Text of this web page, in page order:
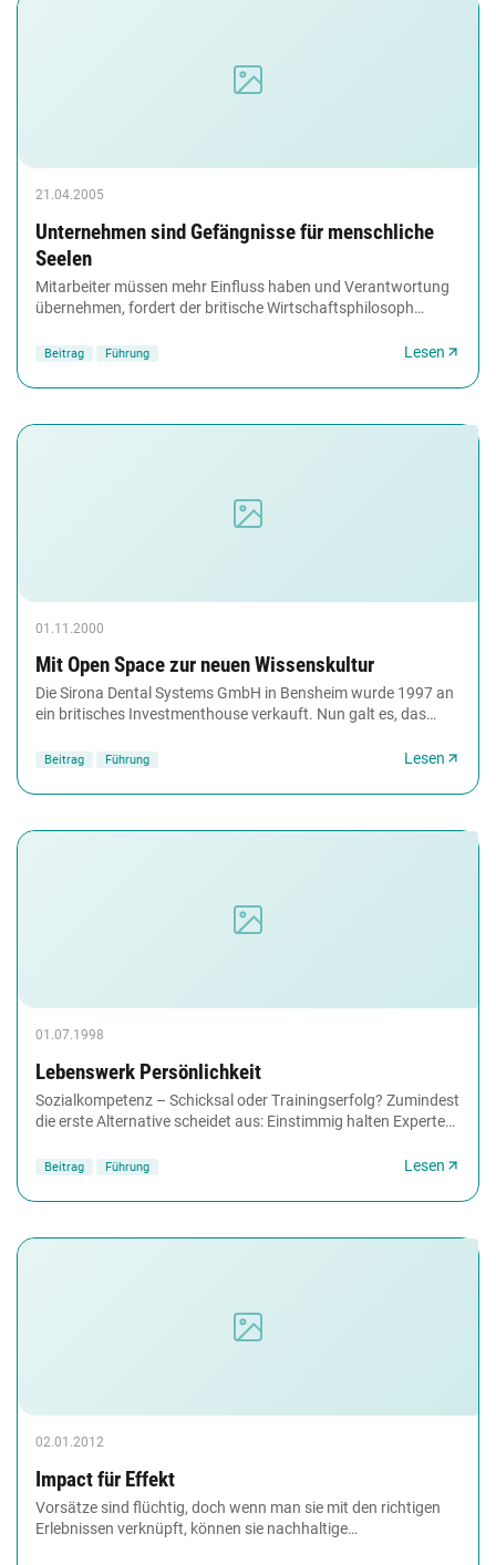
21.04.2005
Unternehmen sind Gefängnisse für menschliche
Seelen
Mitarbeiter müssen mehr Einfluss haben und Verantwortung
übernehmen, fordert der britische Wirtschaftsphilosoph
Beitrag Führung Lesen
01.11.2000
Mit Open Space zur neuen Wissenskultur
Die Sirona Dental Systems GmbH in Bensheim wurde 1997 an
ein britisches Investmenthouse verkauft. Nun galt es, das
Beitrag Führung Lesen
01.07.1998
Lebenswerk Persönlichkeit
Sozialkompetenz – Schicksal oder Trainingserfolg? Zumindest
die erste Alternative scheidet aus: Einstimmig halten Experten
Beitrag Führung Lesen
02.01.2012
Impact für Effekt
Vorsätze sind flüchtig, doch wenn man sie mit den richtigen
Erlebnissen verknüpft, können sie nachhaltige